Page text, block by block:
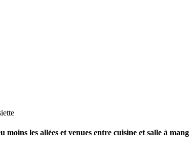
les allées et venues entre cuisine et salle à